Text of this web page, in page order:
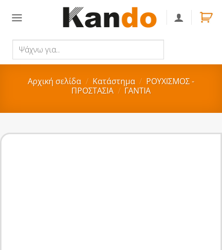
για..
Αρχική σελίδα / Κατάστημα / ΡΟΥΧΙΣΜΟΣ -
ΠΡΟΣΤΑΣΙΑ / ΓΑΝΤΙΑ